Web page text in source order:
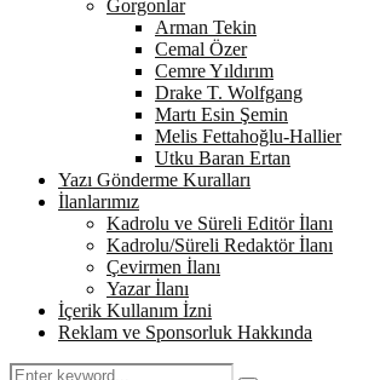
Gorgonlar
Arman Tekin
Cemal Özer
Cemre Yıldırım
Drake T. Wolfgang
Martı Esin Şemin
Melis Fettahoğlu-Hallier
Utku Baran Ertan
Yazı Gönderme Kuralları
İlanlarımız
Kadrolu ve Süreli Editör İlanı
Kadrolu/Süreli Redaktör İlanı
Çevirmen İlanı
Yazar İlanı
İçerik Kullanım İzni
Reklam ve Sponsorluk Hakkında
Search